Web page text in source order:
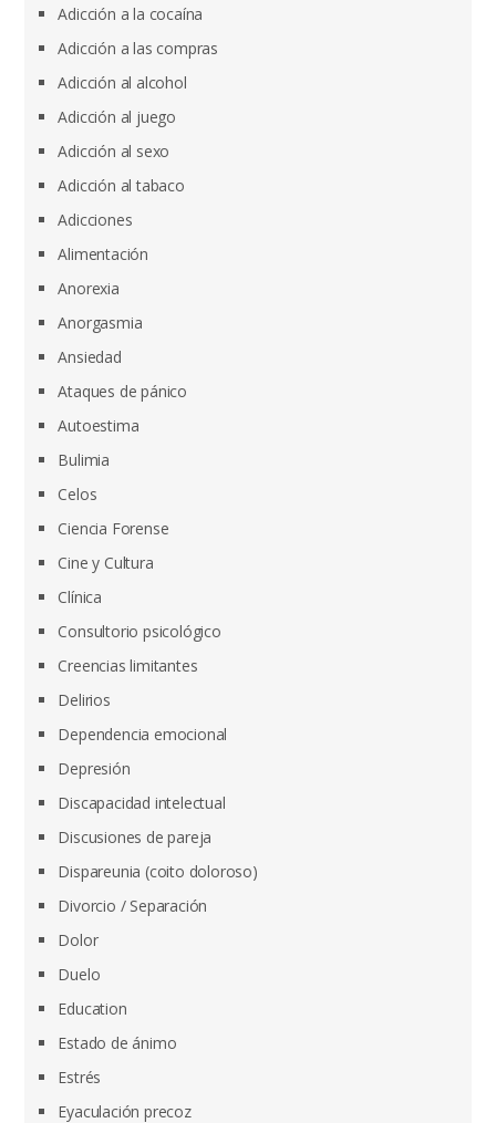
Adicción a la cocaína
Adicción a las compras
Adicción al alcohol
Adicción al juego
Adicción al sexo
Adicción al tabaco
Adicciones
Alimentación
Anorexia
Anorgasmia
Ansiedad
Ataques de pánico
Autoestima
Bulimia
Celos
Ciencia Forense
Cine y Cultura
Clínica
Consultorio psicológico
Creencias limitantes
Delirios
Dependencia emocional
Depresión
Discapacidad intelectual
Discusiones de pareja
Dispareunia (coito doloroso)
Divorcio / Separación
Dolor
Duelo
Education
Estado de ánimo
Estrés
Eyaculación precoz